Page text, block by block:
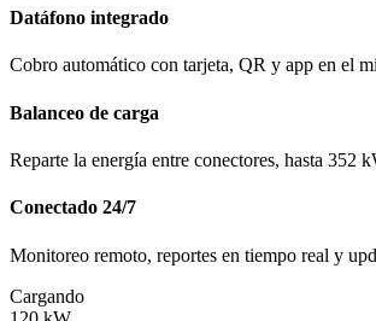
Datáfono integrado
Cobro automático con tarjeta, QR y app en el
Balanceo de carga
Reparte la energía entre conectores, hasta 352
Conectado 24/7
Monitoreo remoto, reportes en tiempo real y
Cargando